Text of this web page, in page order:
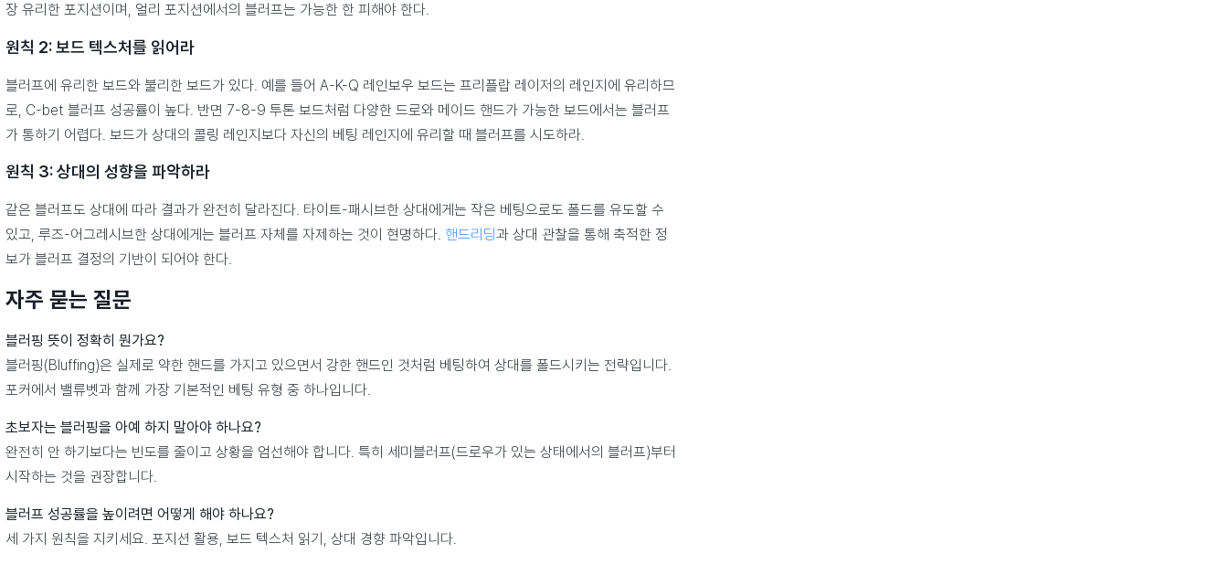
장 유리한 포지션이며, 얼리 포지션에서의 블러프는 가능한 한 피해야 한다.
원칙 2: 보드 텍스처를 읽어라
블러프에 유리한 보드와 불리한 보드가 있다. 예를 들어 A-K-Q 레인보우 보드는 프리플랍 레이저의 레인지에 유리하므
로, C-bet 블러프 성공률이 높다. 반면 7-8-9 투톤 보드처럼 다양한 드로와 메이드 핸드가 가능한 보드에서는 블러프
가 통하기 어렵다. 보드가 상대의 콜링 레인지보다 자신의 베팅 레인지에 유리할 때 블러프를 시도하라.
원칙 3: 상대의 성향을 파악하라
같은 블러프도 상대에 따라 결과가 완전히 달라진다. 타이트-패시브한 상대에게는 작은 베팅으로도 폴드를 유도할 수
있고, 루즈-어그레시브한 상대에게는 블러프 자체를 자제하는 것이 현명하다. 핸드리딩과 상대 관찰을 통해 축적한 정
보가 블러프 결정의 기반이 되어야 한다.
자주 묻는 질문
블러핑 뜻이 정확히 뭔가요?
블러핑(Bluffing)은 실제로 약한 핸드를 가지고 있으면서 강한 핸드인 것처럼 베팅하여 상대를 폴드시키는 전략입니다.
포커에서 밸류벳과 함께 가장 기본적인 베팅 유형 중 하나입니다.
초보자는 블러핑을 아예 하지 말아야 하나요?
완전히 안 하기보다는 빈도를 줄이고 상황을 엄선해야 합니다. 특히 세미블러프(드로우가 있는 상태에서의 블러프)부터
시작하는 것을 권장합니다.
블러프 성공률을 높이려면 어떻게 해야 하나요?
세 가지 원칙을 지키세요. 포지션 활용, 보드 텍스처 읽기, 상대 경향 파악입니다.